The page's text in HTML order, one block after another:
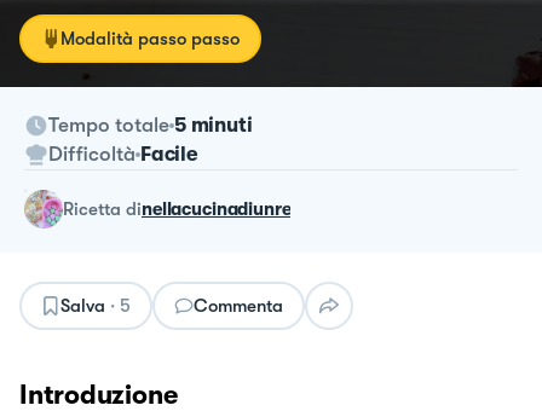
Modalità passo passo
Tempo totale 5 minuti
Difficoltà Facile
ricetta dinellacucinadiunre
Salva · 5 Commenta
Introduzione